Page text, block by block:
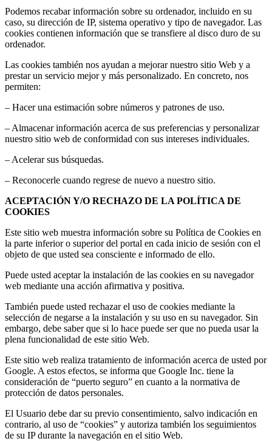
Podemos recabar información sobre su ordenador, incluido en su
caso, su dirección de IP, sistema operativo y tipo de navegador. Las
cookies contienen información que se transfiere al disco duro de su
ordenador.
Las cookies también nos ayudan a mejorar nuestro sitio Web y a
prestar un servicio mejor y más personalizado. En concreto, nos
permiten:
– Hacer una estimación sobre números y patrones de uso.
– Almacenar información acerca de sus preferencias y personalizar
nuestro sitio web de conformidad con sus intereses individuales.
– Acelerar sus búsquedas.
– Reconocerle cuando regrese de nuevo a nuestro sitio.
ACEPTACIÓN Y/O RECHAZO DE LA POLÍTICA DE
COOKIES
Este sitio web muestra información sobre su Política de Cookies en
la parte inferior o superior del portal en cada inicio de sesión con el
objeto de que usted sea consciente e informado de ello.
Puede usted aceptar la instalación de las cookies en su navegador
web mediante una acción afirmativa y positiva.
También puede usted rechazar el uso de cookies mediante la
selección de negarse a la instalación y su uso en su navegador. Sin
embargo, debe saber que si lo hace puede ser que no pueda usar la
plena funcionalidad de este sitio Web.
Este sitio web realiza tratamiento de información acerca de usted por
Google. A estos efectos, se informa que Google Inc. tiene la
consideración de “puerto seguro” en cuanto a la normativa de
protección de datos personales.
El Usuario debe dar su previo consentimiento, salvo indicación en
contrario, al uso de “cookies” y autoriza también los seguimientos
de su IP durante la navegación en el sitio Web.